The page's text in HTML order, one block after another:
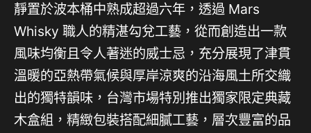
靜置於波本桶中熟成超過六年，透過 Mars
Whisky 職人的精湛勾兌工藝，從而創造出一款
風味均衡且令人著迷的威士忌，充分展現了津貫
溫暖的亞熱帶氣候與厚岸涼爽的沿海風土所交織
出的獨特韻味，台灣市場特別推出獨家限定典藏
木盒組，精緻包裝搭配細膩工藝，層次豐富的品